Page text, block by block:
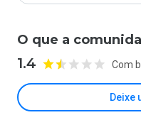
O que a
1.4 Com
Deixe